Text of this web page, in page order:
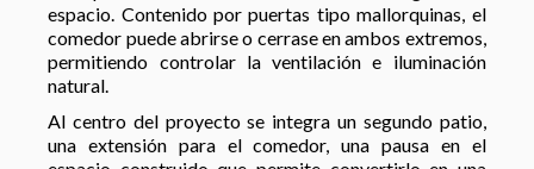
espacio. Contenido por puertas tipo mallorquinas, el
comedor puede abrirse o cerrase en ambos extremos,
permitiendo controlar la ventilación e iluminación
natural.
Al centro del proyecto se integra un segundo patio,
una extensión para el comedor, una pausa en el